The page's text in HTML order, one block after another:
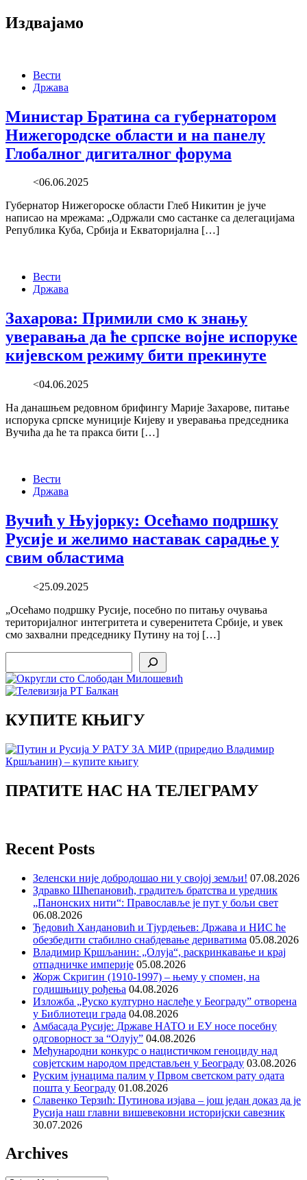
Издвајамо
Вести
Држава
Министар Братина са губернатором
Нижегородске области и на панелу
Глобалног дигиталног форума
<06.06.2025
Губернатор Нижегороске области Глеб Никитин је јуче
написао на мрежама: „Одржали смо састанке са делегацијама
Република Куба, Србија и Екваторијална […]
Вести
Држава
Захарова: Примили смо к знању
уверавања да ће српске војне испоруке
кијевском режиму бити прекинуте
<04.06.2025
На данашњем редовном брифингу Марије Захарове, питање
испорука српске муниције Кијеву и уверавања председника
Вучића да ће та пракса бити […]
Вести
Држава
Вучић у Њујорку: Осећамо подршку
Русије и желимо наставак сарадње у
свим областима
<25.09.2025
„Осећамо подршку Русије, посебно по питању очувања
територијалног интегритета и суверенитета Србије, и увек
смо захвални председнику Путину на тој […]
КУПИТЕ КЊИГУ
ПРАТИТЕ НАС НА ТЕЛЕГРАМУ
Recent Posts
Зеленски није добродошао ни у својој земљи! 07.08.2026
Здравко Шћепановић, градитељ братства и уредник
„Панонских нити“: Православље је пут у бољи свет
06.08.2026
Ђедовић Хандановић и Тјурдењев: Држава и НИС ће
обезбедити стабилно снабдевање дериватима 05.08.2026
Владимир Кршљанин: „Олуја“, раскринкавање и крај
отпадничке империје 05.08.2026
Жорж Скригин (1910-1997) – њему у спомен, на
годишњицу рођења 04.08.2026
Изложба „Руско културно наслеђе у Београду” отворена
у Библиотеци града 04.08.2026
Амбасада Русије: Државе НАТО и ЕУ носе посебну
одговорност за “Олују” 04.08.2026
Међународни конкурс о нацистичком геноциду над
совјетским народом представљен у Београду 03.08.2026
Руским јунацима палим у Првом светском рату одата
пошта у Београду 01.08.2026
Славенко Терзић: Путинова изјава – још један доказ да је
Русија наш главни вишевековни историјски савезник
30.07.2026
Archives